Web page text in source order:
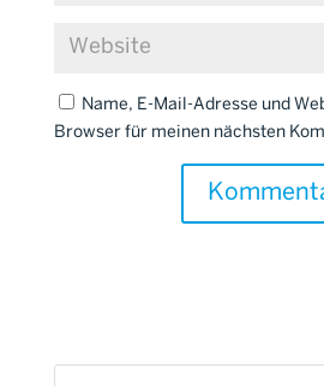
Name, E-Mail-Adresse und
Browser für meinen nächsten